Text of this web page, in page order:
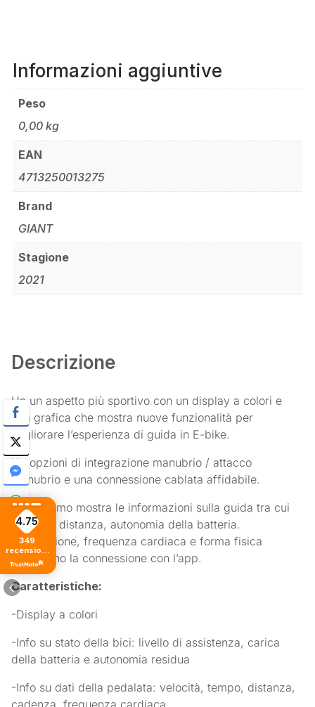
Informazioni aggiuntive
Peso
0,00 kg
EAN
4713250013275
Brand
GIANT
Stagione
2021
Descrizione
Ha un aspetto più sportivo con un display a colori e
una grafica che mostra nuove funzionalità per
migliorare l’esperienza di guida in E-bike.
Ha opzioni di integrazione manubrio / attacco
manubrio e una connessione cablata affidabile.
Lo schermo mostra le informazioni sulla guida tra cui
velocità, distanza, autonomia della batteria.
Navigazione, frequenza cardiaca e forma fisica
richiedono la connessione con l’app.
Caratteristiche:
-Display a colori
-Info su stato della bici: livello di assistenza, carica
della batteria e autonomia residua
-Info su dati della pedalata: velocità, tempo, distanza,
4.75
349
recensioni
di tutti i